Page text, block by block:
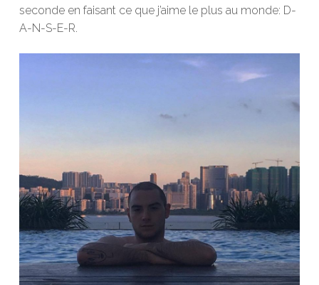
seconde en faisant ce que j’aime le plus au monde: D-
A-N-S-E-R.